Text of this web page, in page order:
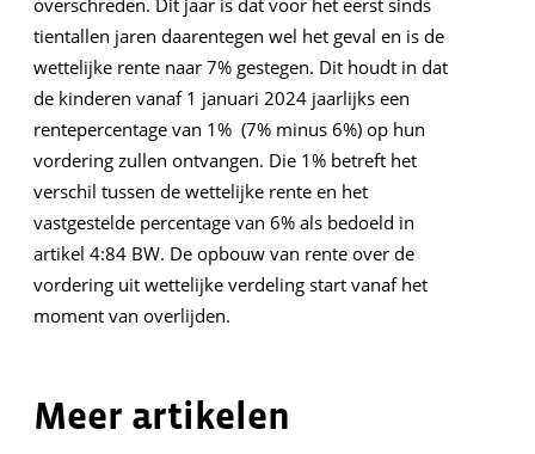
overschreden. Dit jaar is dat voor het eerst sinds
tientallen jaren daarentegen wel het geval en is de
wettelijke rente naar 7% gestegen. Dit houdt in dat
de kinderen vanaf 1 januari 2024 jaarlijks een
rentepercentage van 1% (7% minus 6%) op hun
vordering zullen ontvangen. Die 1% betreft het
verschil tussen de wettelijke rente en het
vastgestelde percentage van 6% als bedoeld in
artikel 4:84 BW. De opbouw van rente over de
vordering uit wettelijke verdeling start vanaf het
moment van overlijden.
Meer artikelen